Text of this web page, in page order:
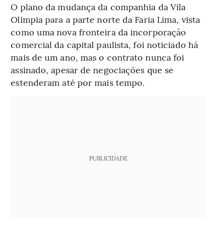
O plano da mudança da companhia da Vila
Olímpia para a parte norte da Faria Lima, vista
como uma nova fronteira da incorporação
comercial da capital paulista, foi noticiado há
mais de um ano, mas o contrato nunca foi
assinado, apesar de negociações que se
estenderam até por mais tempo.
PUBLICIDADE